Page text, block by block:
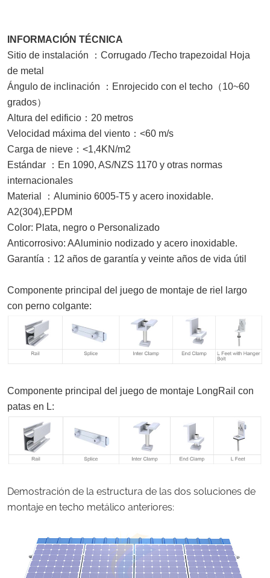
INFORMACIÓN TÉCNICA
Sitio de instalación
： Corrugado /Techo trapezoidal
Hoja
de metal
Ángulo de inclinación
： Enrojecido con el techo （10~60
grados）
Altura del edificio ： 20 metros
Velocidad máxima del viento ： <60 m/s
Carga de nieve ： <1,4KN/m2
Estándar
： En 1090, AS/NZS 1170 y otras normas
internacionales
Material
： Aluminio 6005-T5 y acero inoxidable.
A2(304),EPDM
Color: Plata, negro o Personalizado
Anticorrosivo: AAluminio nodizado y acero inoxidable.
Garantía ： 12 años de garantía y veinte años de vida útil
Componente principal del juego de montaje de riel largo
con perno colgante:
Componente principal del juego de montaje LongRail con
patas en L:
Demostración de la estructura de las dos soluciones de
montaje en techo metálico anteriores: